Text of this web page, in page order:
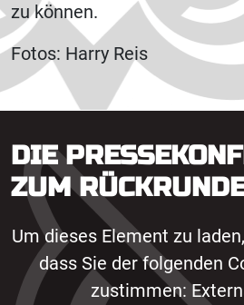
zu können.
Fotos: Harry Reis
DIE
ZUM
Um dieses Element zu
dass Sie der folgenden
zustimmen: